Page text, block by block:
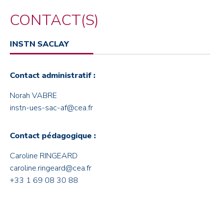
CONTACT(S)
INSTN SACLAY
Contact administratif :
Norah VABRE
instn-ues-sac-af@cea.fr
Contact pédagogique :
Caroline RINGEARD
caroline.ringeard@cea.fr
+33 1 69 08 30 88